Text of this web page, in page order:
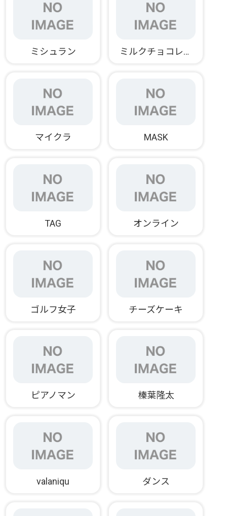
ミシュラン ミルクチョコレート
マイクラ MASK
TAG オンライン
ゴルフ女子 チーズケーキ
ピアノマン 榛葉隆太
valaniqu ダンス